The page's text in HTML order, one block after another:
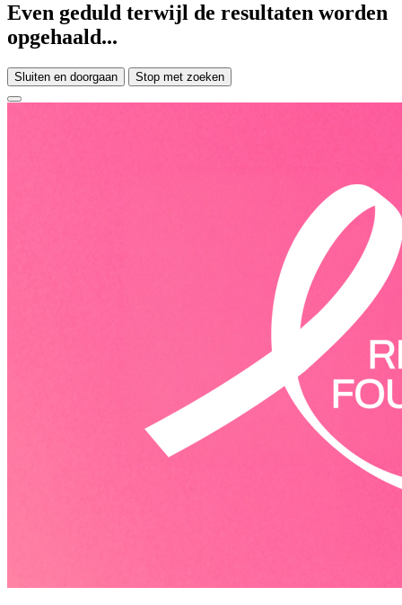
Even geduld terwijl de resultaten worden
opgehaald...
Sluiten en doorgaan Stop met zoeken